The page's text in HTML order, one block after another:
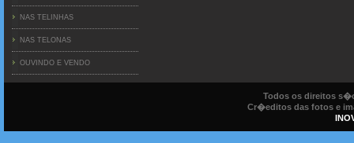
NAS TELINHAS
NAS TELONAS
OUVINDO E VENDO
Todos os direitos
Cr�editos das fotos e